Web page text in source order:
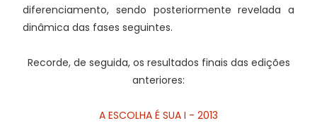
diferenciamento, sendo posteriormente revelada a
dinâmica das fases seguintes.
Recorde, de seguida, os resultados finais das edições
anteriores:
A ESCOLHA É SUA I - 2013